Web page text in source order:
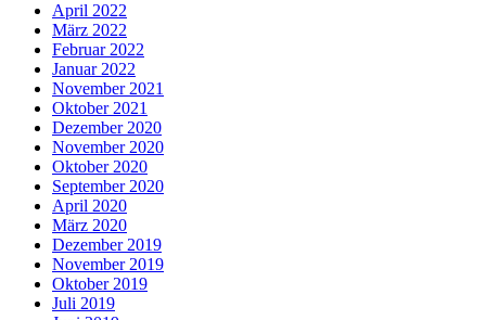
April 2022
März 2022
Februar 2022
Januar 2022
November 2021
Oktober 2021
Dezember 2020
November 2020
Oktober 2020
September 2020
April 2020
März 2020
Dezember 2019
November 2019
Oktober 2019
Juli 2019